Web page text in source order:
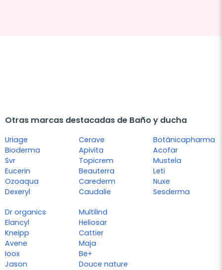
Otras marcas destacadas de Baño y ducha
Uriage
Bioderma
Svr
Eucerin
Ozoaqua
Dexeryl
Cerave
Apivita
Topicrem
Beauterra
Carederm
Caudalie
Botánicapharma
Acofar
Mustela
Leti
Nuxe
Sesderma
Dr organics
Elancyl
Kneipp
Avene
Ioox
Jason
Multilind
Heliosar
Cattier
Maja
Be+
Douce nature